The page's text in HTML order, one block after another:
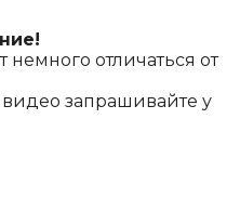
немного отличаться от
запрашивайте у